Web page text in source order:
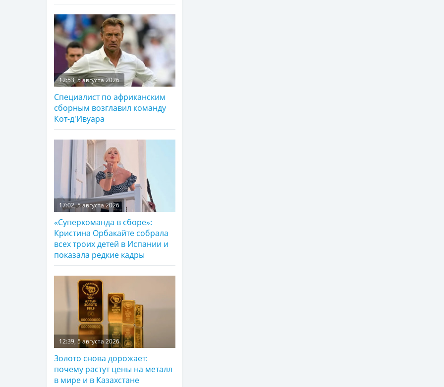
12:53, 5 августа 2026
Специалист по африканским
сборным возглавил команду
Кот-д'Ивуара
17:02, 5 августа 2026
«Суперкоманда в сборе»:
Кристина Орбакайте собрала
всех троих детей в Испании и
показала редкие кадры
12:39, 5 августа 2026
Золото снова дорожает:
почему растут цены на металл
в мире и в Казахстане